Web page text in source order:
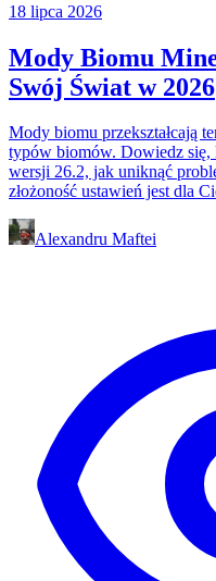
18 lipca 2026
Mody Biomu
Swój Świat w 2026
Mody biomu przekształcają
typów biomów. Dowiedz się,
wersji 26.2, jak uniknąć
złożoność ustawień jest dla
Alexandru Maftei